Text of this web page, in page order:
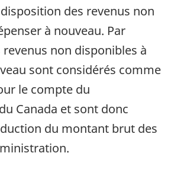
des revenus non
à nouveau. Par
non disponibles à
sont considérés comme
le compte du
Canada et sont donc
du montant brut des